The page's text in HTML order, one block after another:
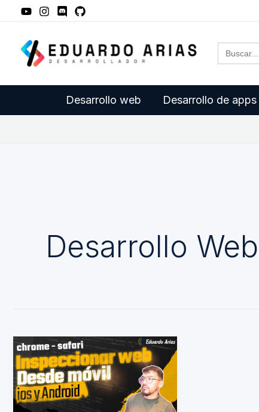
contenido
Buscar:
Desarrollo web Desarrollo de apps
Desarrollo
Inspeccionar
desde
móvil
IOS